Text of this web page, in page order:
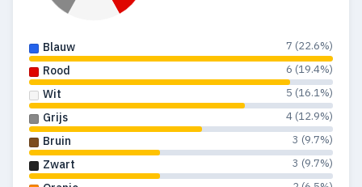
Blauw 7 (22.6%)
Rood 6 (19.4%)
Wit 5 (16.1%)
Grijs 4 (12.9%)
Bruin 3 (9.7%)
Zwart 3 (9.7%)